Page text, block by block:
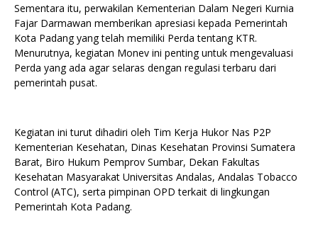
Sementara itu, perwakilan Kementerian Dalam Negeri Kurnia
Fajar Darmawan memberikan apresiasi kepada Pemerintah
Kota Padang yang telah memiliki Perda tentang KTR.
Menurutnya, kegiatan Monev ini penting untuk mengevaluasi
Perda yang ada agar selaras dengan regulasi terbaru dari
pemerintah pusat.
Kegiatan ini turut dihadiri oleh Tim Kerja Hukor Nas P2P
Kementerian Kesehatan, Dinas Kesehatan Provinsi Sumatera
Barat, Biro Hukum Pemprov Sumbar, Dekan Fakultas
Kesehatan Masyarakat Universitas Andalas, Andalas Tobacco
Control (ATC), serta pimpinan OPD terkait di lingkungan
Pemerintah Kota Padang.